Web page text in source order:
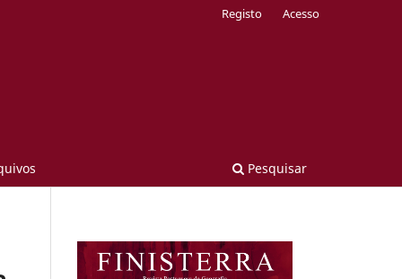
Pesquisar
Registo Acesso